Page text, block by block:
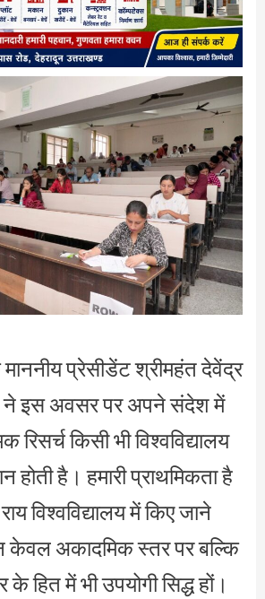
माननीय प्रेसीडेंट श्रीमहंत देवेंद्र
ने इस अवसर पर अपने संदेश में
रिसर्च किसी भी विश्वविद्यालय
होती है। हमारी प्राथमिकता है
विश्वविद्यालय में किए जाने
केवल अकादमिक स्तर पर बल्कि
हित में भी उपयोगी सिद्ध हों।